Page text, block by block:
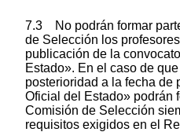
7.3 No podrán formar
de Selección los
publicación de la
Estado». En el caso de
posterioridad a la fecha de
Oficial del Estado» podrán
Comisión de Selección
requisitos exigidos en el